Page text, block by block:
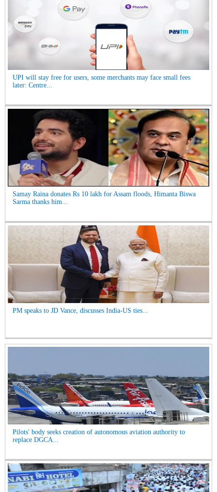
UPI will stay free for users, some merchants may face small fees
later: Centre...
Samay Raina donates Rs 10 lakh for Assam floods, Himanta Biswa
Sarma thanks him...
PM speaks to JD Vance, discusses India-US ties...
Pilots' body seeks creation of autonomous aviation authority to
replace DGCA...